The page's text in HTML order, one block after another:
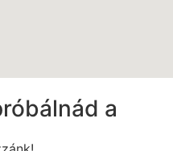
a